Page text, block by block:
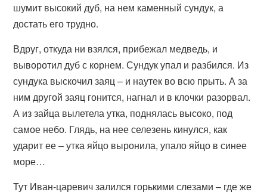
шумит высокий дуб, на нем каменный сундук, а
достать его трудно.
Вдруг, откуда ни взялся, прибежал медведь, и
выворотил дуб с корнем. Сундук упал и разбился. Из
сундука выскочил заяц – и наутек во всю прыть. А за
ним другой заяц гонится, нагнал и в клочки разорвал.
А из зайца вылетела утка, поднялась высоко, под
самое небо. Глядь, на нее селезень кинулся, как
ударит ее – утка яйцо выронила, упало яйцо в синее
море…
Тут Иван-царевич залился горькими слезами – где же